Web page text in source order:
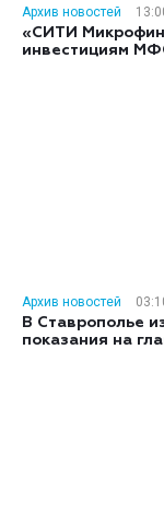
Архив новостей
«СИТИ
инвестициям
Архив новостей
В Ставрополье
показания на